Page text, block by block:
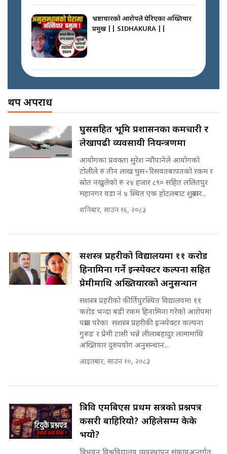
छैन खाली बेड || SIDHAKURA ||
|| Court Grievances Directly to
the Supreme Court ||
SIDHAKURA
इनड्राइभ || SIDHAKURA ||
राष्ट्रिय सवालमा ९ दल एकजुट ||
Prachanda, Rabi, Gagan Stand
on the Same Page ||
SIDHAKURA ||
सहकारी पीडितसँग मन्त्री प्रतिभा रावलले
भनिन्–साथ दिनुहोस्, दबाब होइन ||
Sidhakura || Pratibha Rawal
रसुवाकाे भाङ्गे झरना | Bhange
Waterfall of Rasuwa ||
SIDHAKURA ||
कहिले बन्ला चक्रपथ ? विस्तार कार्यमा
किन भइरहेछ ढिलाइ ?The Ring Road
Expansion Dilemma |
SIDHAKURA |
पटकपटक भावुक बने गृहमन्त्री सुदन
SIDHAKURA ||
भ्रष्टाचारको आरोपले घेरिएका अख्तियार
प्रमुख || SIDHAKURA ||
SIDHAKURA
पोप्पोको पासोः कमाउने लोभमा घरबार नै
उठिबास | The Dark Side of
'Poppo Live'-SIDHAKURA
INVESTIGATION
मन्त्री आउने बित्तिकै सुरु भएको थियो
SIDHAKURA ||
घुसको डिल गर्ने मन्त्रीकाे राजिनामा,
भूमिसुधार मन्त्रीलाई जोगाइदै ! ||
SIDHAKURA ||
७८ लाख घुस खाने मन्त्री ! जोगाउने
SIDHAKURA INVESTIGATION
मन्त्री र पूर्व मन्त्रीको ७८ लाख घुस डिलको
अडियो | FULL AUDIO |
SIDHAKURA |
थप अपराध
घुससहित भूमि प्रशासनका कर्मचारी र
लेखापढी व्यवसायी नियन्त्रणमा
आयोगका प्रवक्ता सुरेश न्यौपानेले आयोगको
टोलीले रु तीन लाख घुस÷रिसवतबापतको रकम र
स्रोत नखुलेको रु २४ हजार ८९० सहित ललितपुर
महानगर वडा नं ४ स्थित एक होटलबाट शुक्रबार...
शनिबार, साउन १६, २०८३
सशस्त्र प्रहरीको विद्यालयमा ११ करोड
हिनामिना गर्ने इन्स्पेक्टर कल्पना सहित
प्रेमीमाथि अख्तियारको अनुसन्धान
सशस्त्र प्रहरीको कीर्तिपुरस्थित विद्यालयमा ११
करोड भन्दा बढी रकम हिनामिना गरेको आरोपमा
पक्राउ परेका सशस्त्र प्रहरीकी इन्स्पेक्टर कल्पना
गुरुङ र प्रेमी टासी भन्ने लीलाबहादुर लामामाथि
अख्तियार दुरुपयोग अनुसन्धान...
आइतबार, साउन १०, २०८३
त्रिवि एमबिएस प्रथम सत्रको प्रश्नपत्र
कसरी बाहिरियो? अहिलेसम्म केके
भयो?